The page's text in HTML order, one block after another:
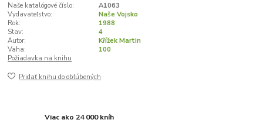
Naše katalógové číslo:
A1063
Vydavateľstvo:
Naše Vojsko
Rok:
1988
Stav:
4
Autor:
Křížek Martin
Vaha:
100
Požiadavka na knihu
Pridať knihu do obľúbených
Viac ako 24 000 kníh